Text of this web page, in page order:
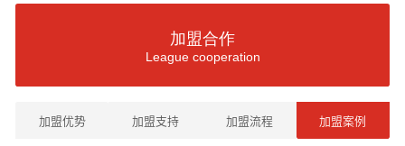
加盟合作
League cooperation
加盟优势 加盟支持 加盟流程 加盟案例